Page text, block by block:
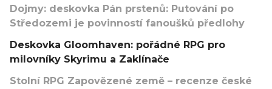
Dojmy: deskovka Pán prstenů: Putování po
Středozemi je povinností fanoušků předlohy
Deskovka Gloomhaven: pořádné RPG pro
milovníky Skyrimu a Zaklínače
Stolní RPG Zapovězené země – recenze české